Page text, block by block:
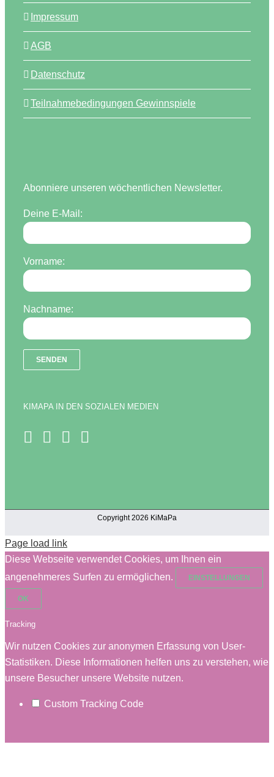
Impressum
AGB
Datenschutz
Teilnahmebedingungen Gewinnspiele
Abonniere unseren wöchentlichen Newsletter.
Deine E-Mail:
Vorname:
Nachname:
KIMAPA IN DEN SOZIALEN MEDIEN
Copyright 2026 KiMaPa
Page load link
Diese Webseite verwendet Cookies, um Ihnen ein
angenehmeres Surfen zu ermöglichen.
EINSTELLUNGEN
OK
Tracking
Wir nutzen Cookies zur anonymen Erfassung von User-
Statistiken. Diese Informationen helfen uns zu verstehen, wie
unsere Besucher unsere Website nutzen.
Custom Tracking Code